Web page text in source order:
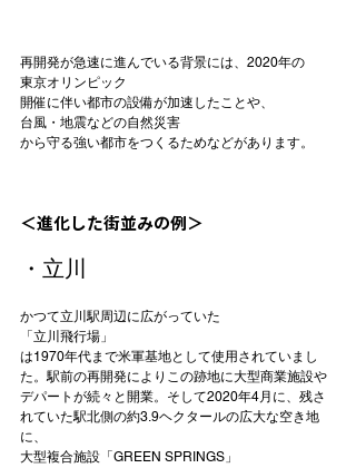
再開発が急速に進んでいる背景には、2020年の
東京オリンピック
開催に伴い都市の設備が加速したことや、
台風・地震などの自然災害
から守る強い都市をつくるためなどがあります。
＜進化した街並みの例＞
・立川
かつて立川駅周辺に広がっていた
「立川飛行場」
は1970年代まで米軍基地として使用されていまし
た。駅前の再開発によりこの跡地に大型商業施設や
デパートが続々と開業。そして2020年4月に、残さ
れていた駅北側の約3.9ヘクタールの広大な空き地
に、
大型複合施設「GREEN SPRINGS」